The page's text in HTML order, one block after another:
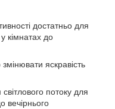
достатньо для
кімнатах до
яскравість
потоку для
вечірнього